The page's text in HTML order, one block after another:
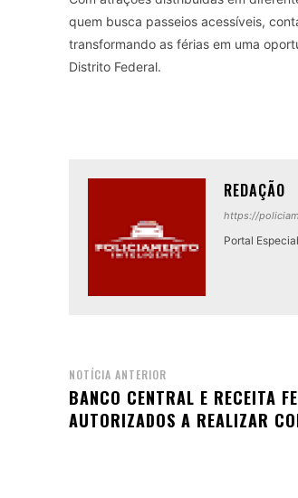
quem busca passeios acessíveis,
transformando as férias em uma
Distrito Federal.
REDAÇÃO
https://
Portal
NOTÍCIA ANTERIOR
BANCO CENTRAL E RECEITA
AUTORIZADOS A REALIZAR